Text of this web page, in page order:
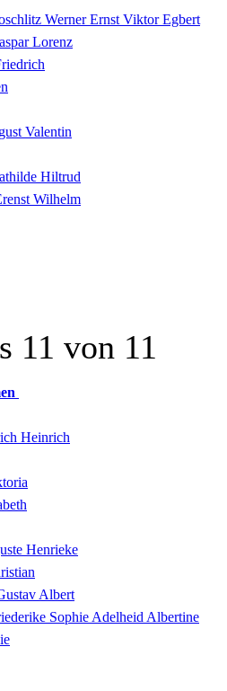
Werner Ernst Viktor Egbert
Lorenz
Valentin
Hiltrud
Wilhelm
11 von 11
Heinrich
Henrieke
Albert
Sophie Adelheid Albertine